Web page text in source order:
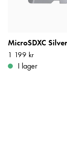
Pris:1 199 kr
1 199 kr
I lager